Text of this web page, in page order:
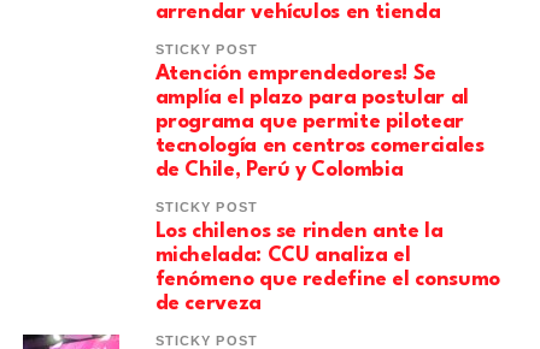
arrendar vehículos en tienda
STICKY POST
Atención emprendedores! Se
amplía el plazo para postular al
programa que permite pilotear
tecnología en centros comerciales
de Chile, Perú y Colombia
STICKY POST
Los chilenos se rinden ante la
michelada: CCU analiza el
fenómeno que redefine el consumo
de cerveza
STICKY POST